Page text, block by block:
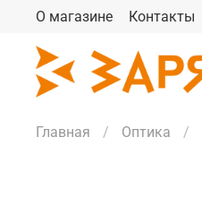
О магазине Контакты
Главная Оптика